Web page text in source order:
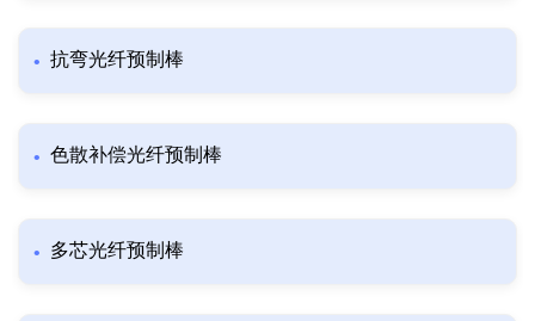
抗弯光纤预制棒
色散补偿光纤预制棒
多芯光纤预制棒